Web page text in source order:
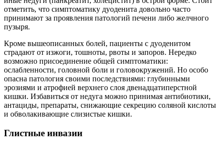
отметить, что симптоматику дуоденита довольно часто
принимают за проявления патологий печени либо желчного
пузыря.
Кроме вышеописанных болей, пациенты с дуоденитом
страдают от изжоги, тошноты, рвоты и запоров. Нередко
возможно присоединение общей симптоматики:
ослабленности, головной боли и головокружений. Но особо
опасна патология своими последствиями: глубинными
эрозиями и атрофией верхнего слоя двенадцатиперстной
кишки. Избавиться от недуга можно принимая антибиотики,
антациды, препараты, снижающие секрецию соляной кислоты
и обволакивающие слизистые кишки.
Глистные инвазии